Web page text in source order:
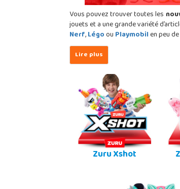
Vous pouvez trouver toutes les
jouets et a une grande variété
Nerf,LégoouPlaymobilen peu
Zuru Xshot